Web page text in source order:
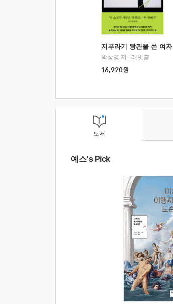
지푸라기 왕관을 쓴 여자
박상영 저
래빗홀
16,920원
도서
예스's Pick